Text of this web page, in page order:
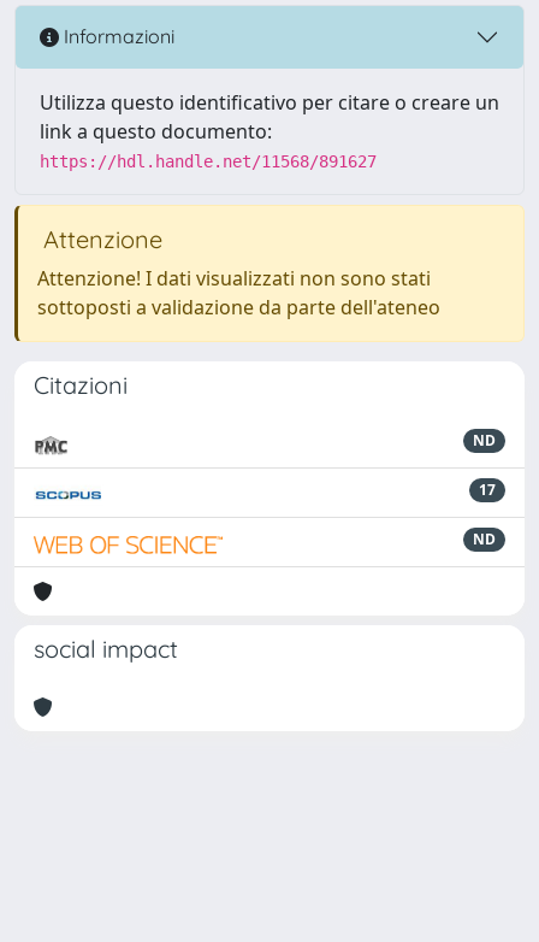
Informazioni
Utilizza questo identificativo per citare o creare un
link a questo documento:
https://hdl.handle.net/11568/891627
Attenzione
Attenzione! I dati visualizzati non sono stati
sottoposti a validazione da parte dell'ateneo
Citazioni
ND
17
ND
social impact